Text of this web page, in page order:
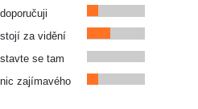
doporučuji
stojí za vidění
stavte se tam
nic zajímavého